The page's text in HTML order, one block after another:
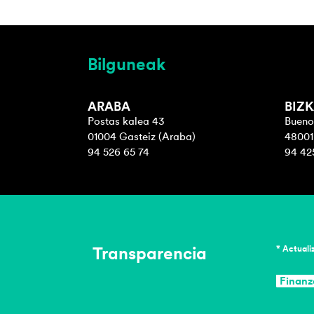
Bilguneak
ARABA
Postas kalea 43
01004 Gasteiz (Araba)
94 526 65 74
94
Transparencia *